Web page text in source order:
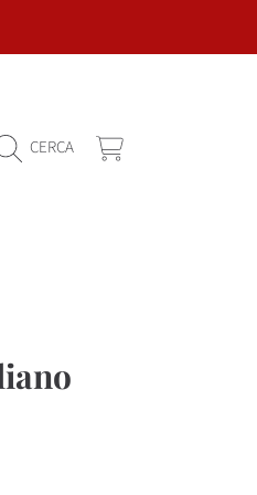
CERCACARRELLO